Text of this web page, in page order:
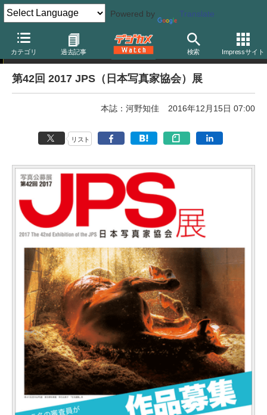
Powered by Translate
カテゴリ 過去記事 検索 Impressサイト
フォトコンテスト
第42回 2017 JPS（日本写真家協会）展
本誌：河野知佳 2016年12月15日 07:00
リスト